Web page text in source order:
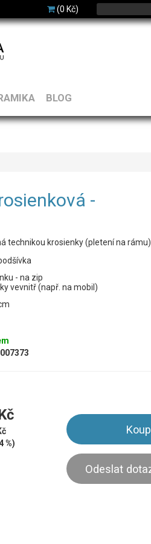
(0 Kč)
BLOG
-
technikou krosienky (pletení na rámu).
- na zip
vevnitř (např. na mobil)
%)